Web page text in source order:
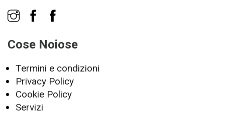
Cose Noiose
Termini e condizioni
Privacy Policy
Cookie Policy
Servizi